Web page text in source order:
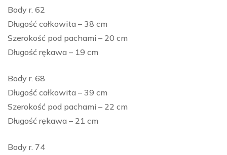
Body r. 62
Długość całkowita – 38 cm
Szerokość pod pachami – 20 cm
Długość rękawa – 19 cm
Body r. 68
Długość całkowita – 39 cm
Szerokość pod pachami – 22 cm
Długość rękawa – 21 cm
Body r. 74